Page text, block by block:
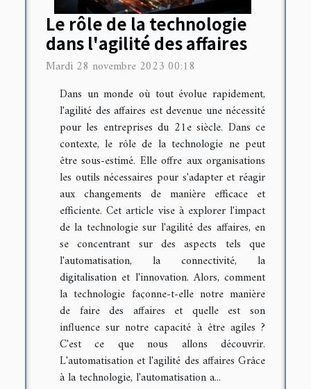
Le rôle de la technologie
dans l'agilité des affaires
Mardi 28 novembre 2023 00:18
Dans un monde où tout évolue rapidement,
l'agilité des affaires est devenue une nécessité
pour les entreprises du 21e siècle. Dans ce
contexte, le rôle de la technologie ne peut
être sous-estimé. Elle offre aux organisations
les outils nécessaires pour s'adapter et réagir
aux changements de manière efficace et
efficiente. Cet article vise à explorer l'impact
de la technologie sur l'agilité des affaires, en
se concentrant sur des aspects tels que
l'automatisation, la connectivité, la
digitalisation et l'innovation. Alors, comment
la technologie façonne-t-elle notre manière
de faire des affaires et quelle est son
influence sur notre capacité à être agiles ?
C'est ce que nous allons découvrir.
L'automatisation et l'agilité des affaires Grâce
à la technologie, l'automatisation a...